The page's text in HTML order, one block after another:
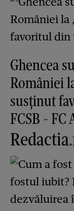
Ghencea
României
susținut
FCSB - FC